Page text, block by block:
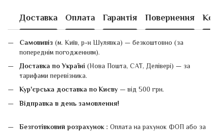
Доставка Оплата Гарантія Повернення
Самовивіз (м. Київ, р-н Шулявка) — безкоштовно (за
попереднім погодженням).
Доставка по Україні (Нова Пошта, САТ, Делівері) — за
тарифами перевізника.
Кур'єрська доставка по Києву — від 500 грн.
Відправка в день замовлення!
Безготівковий розрахунок : Оплата на рахунок ФОП або за